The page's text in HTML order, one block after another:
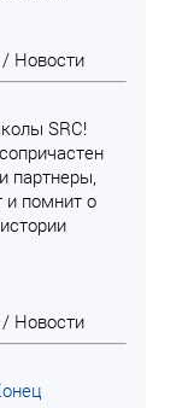
/ Новости
SRC!
партнеры,
и помнит о
/ Новости